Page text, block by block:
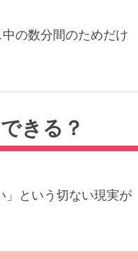
の数分間のためだけ
きる？
」という切ない現実が